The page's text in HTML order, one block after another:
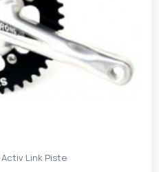
Link Piste